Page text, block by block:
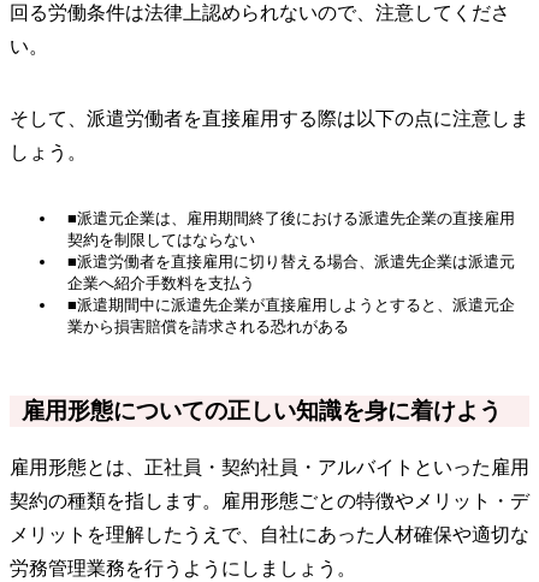
回る労働条件は法律上認められないので、注意してくださ
い。
そして、派遣労働者を直接雇用する際は以下の点に注意しま
しょう。
■派遣元企業は、雇用期間終了後における派遣先企業の直接雇用
契約を制限してはならない
■派遣労働者を直接雇用に切り替える場合、派遣先企業は派遣元
企業へ紹介手数料を支払う
■派遣期間中に派遣先企業が直接雇用しようとすると、派遣元企
業から損害賠償を請求される恐れがある
雇用形態についての正しい知識を身に着けよう
雇用形態とは、正社員・契約社員・アルバイトといった雇用
契約の種類を指します。雇用形態ごとの特徴やメリット・デ
メリットを理解したうえで、自社にあった人材確保や適切な
労務管理業務を行うようにしましょう。